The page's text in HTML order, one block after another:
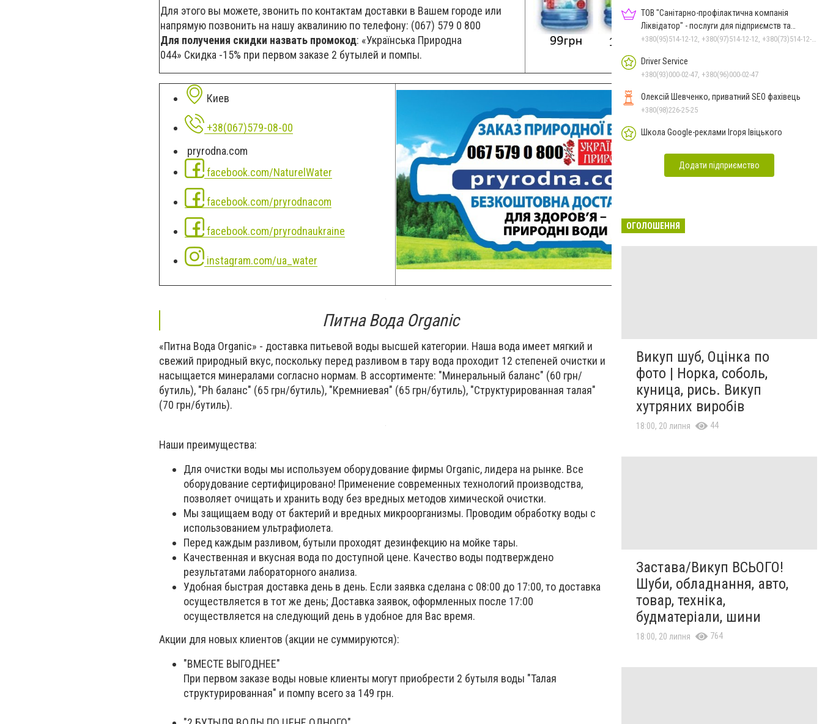
Для этого вы можете, звонить по контактам доставки в Вашем городе или
напрямую позвонить на нашу аквалинию по телефону: (067) 579 0 800
Для получения скидки назвать промокод: «Українська Природна
044» Скидка -15% при первом заказе 2 бутылей и помпы.
Киев
+38(067)579-08-00
pryrodna.com
facebook.com/NaturelWater
facebook.com/pryrodnacom
facebook.com/pryrodnaukraine
instagram.com/ua_water
Питна Вода Organic
«Питна Вода Organic» - доставка питьевой воды высшей категории. Наша вода имеет мягкий и
свежий природный вкус, поскольку перед разливом в тару вода проходит 12 степеней очистки и
насыщается минералами согласно нормам. В ассортименте: "Минеральный баланс" (60 грн/
бутиль), "Ph баланс" (65 грн/бутиль), "Кремниевая" (65 грн/бутиль), "Структурированная талая"
(70 грн/бутиль).
Наши преимущества:
Для очистки воды мы используем оборудование фирмы Organic, лидера на рынке. Все
оборудование сертифицировано! Применение современных технологий производства,
позволяет очищать и хранить воду без вредных методов химической очистки.
Мы защищаем воду от бактерий и вредных микроорганизмы. Проводим обработку воды с
использованием ультрафиолета.
Перед каждым разливом, бутыли проходят дезинфекцию на мойке тары.
Качественная и вкусная вода по доступной цене. Качество воды подтверждено
результатами лабораторного анализа.
Удобная быстрая доставка день в день. Если заявка сделана с 08:00 до 17:00, то доставка
осуществляется в тот же день; Доставка заявок, оформленных после 17:00
осуществляется на следующий день в удобное для Вас время.
Акции для новых клиентов (акции не суммируются):
"ВМЕСТЕ ВЫГОДНЕЕ"
При первом заказе воды новые клиенты могут приобрести 2 бутыля воды "Талая
структурированная" и помпу всего за 149 грн.
ТОВ "Санітарно-профілактична компанія
Ліквідатор" - послуги для підприємств та
населення
Driver Service
+380(93)000-02-47, +380(96)000-02-47
Олексій Шевченко, приватний SEO фахівець
+380(98)226-25-25
Школа Google-реклами Ігоря Івіцького
Додати підприємство
ОГОЛОШЕННЯ
Викуп шуб, Оцінка по
фото | Норка, соболь,
куница, рись. Викуп
хутряних виробів
18:00, 20 липня 44
Застава/Викуп ВСЬОГО!
Шуби, обладнання, авто,
товар, техніка,
будматеріали, шини
18:00, 20 липня 764